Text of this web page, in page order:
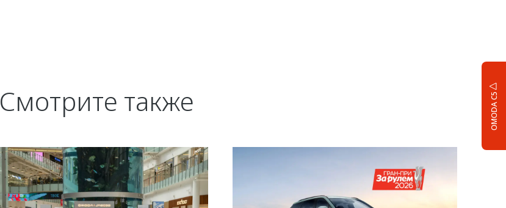
OMODA C5
Смотрите также